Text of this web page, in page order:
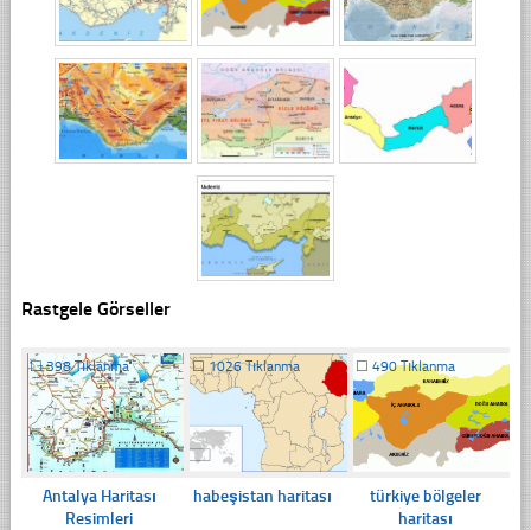
Rastgele Görseller
☐398 Tıklanma
Antalya Haritası
Resimleri
☐ 1026 Tıklanma
habeşistan haritası
☐ 490 Tıklanma
türkiye bölgeler
haritası